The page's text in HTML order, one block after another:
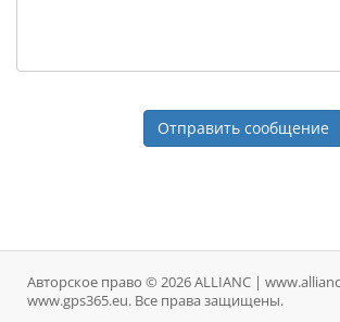
Отправить сообщение
Авторское право © 2026 ALLIANC |
www.gps365.eu. Все права защищены.